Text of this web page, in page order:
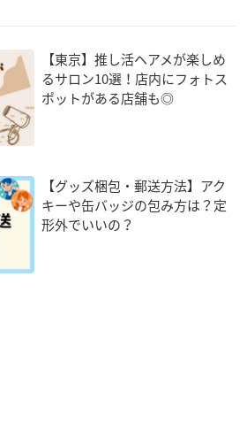
【東京】推し活ヘアメが楽しめ
るサロン10選！店内にフォトス
ポットがある店舗も◎
【グッズ梱包・郵送方法】アク
キーや缶バッジの包み方は？定
形外でいいの？